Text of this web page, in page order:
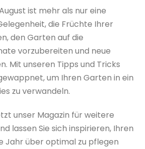
ist mehr als nur eine
die Früchte Ihrer
den Garten auf die
vorzubereiten und neue
Mit unseren Tipps und Tricks
um Ihren Garten in ein
zu verwandeln.
unser Magazin für weitere
lassen Sie sich inspirieren, Ihren
Jahr über optimal zu pflegen